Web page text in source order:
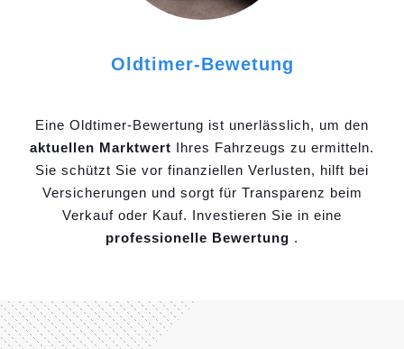
Oldtimer-Bewetung
Eine Oldtimer-Bewertung ist unerlässlich, um den
aktuellen Marktwert Ihres Fahrzeugs zu ermitteln.
Sie schützt Sie vor finanziellen Verlusten, hilft bei
Versicherungen und sorgt für Transparenz beim
Verkauf oder Kauf. Investieren Sie in eine
professionelle Bewertung .